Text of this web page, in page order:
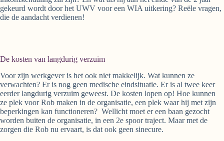
gekeurd wordt door het UWV voor een WIA uitkering? Reële vragen,
die de aandacht verdienen!
De kosten van langdurig verzuim
Voor zijn werkgever is het ook niet makkelijk. Wat kunnen ze
verwachten? Er is nog geen medische eindsituatie. Er is al twee keer
eerder langdurig verzuim geweest. De kosten lopen op! Hoe kunnen
ze plek voor Rob maken in de organisatie, een plek waar hij met zijn
beperkingen kan functioneren? Wellicht moet er een baan gezocht
worden buiten de organisatie, in een 2e spoor traject. Maar met de
zorgen die Rob nu ervaart, is dat ook geen sinecure.